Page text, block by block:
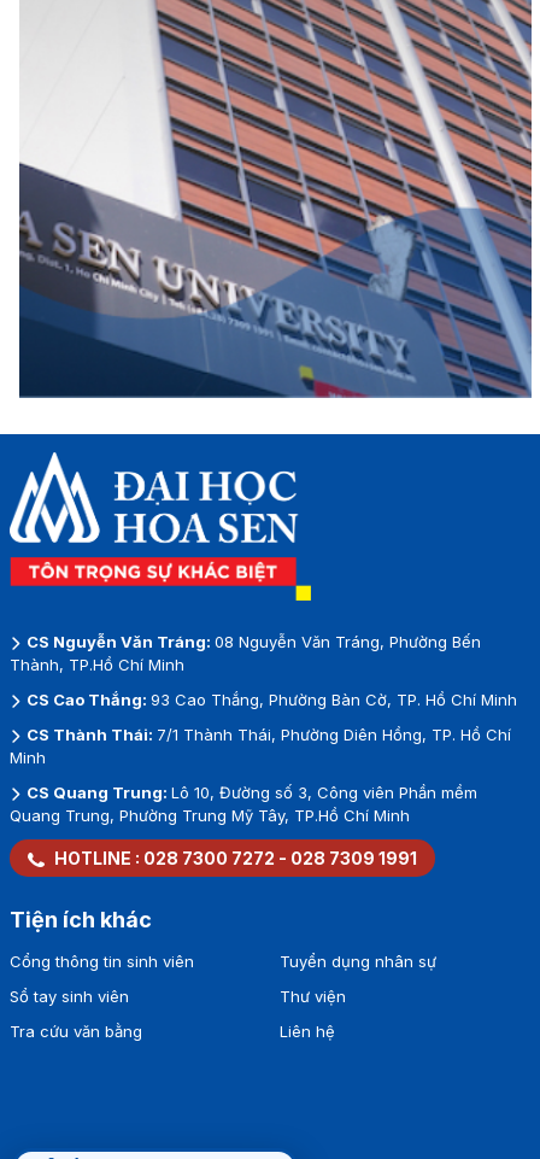
CS Nguyễn Văn Tráng: 08 Nguyễn Văn Tráng, Phường Bến
Thành, TP.Hồ Chí Minh
CS Cao Thắng: 93 Cao Thắng, Phường Bàn Cờ, TP. Hồ Chí Minh
CS Thành Thái: 7/1 Thành Thái, Phường Diên Hồng, TP. Hồ Chí
Minh
CS Quang Trung: Lô 10, Đường số 3, Công viên Phần mềm
Quang Trung, Phường Trung Mỹ Tây, TP.Hồ Chí Minh
HOTLINE : 028 7300 7272 - 028 7309 1991
Tiện ích khác
Cổng thông tin sinh viên
Sổ tay sinh viên
Tra cứu văn bằng
Tuyển dụng nhân sự
Thư viện
Liên hệ